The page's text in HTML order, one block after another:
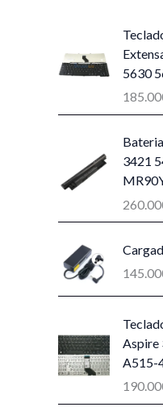
5630
3421
Aspire
A515-